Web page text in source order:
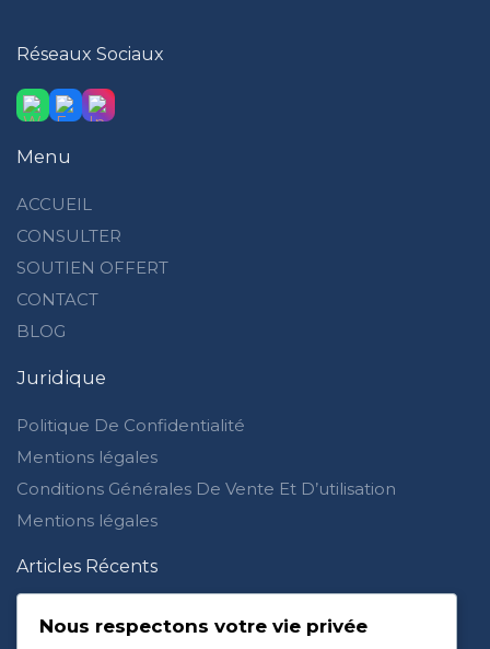
Réseaux Sociaux
Menu
ACCUEIL
CONSULTER
SOUTIEN OFFERT
CONTACT
BLOG
Juridique
Politique De Confidentialité
Mentions légales
Conditions Générales De Vente Et D’utilisation
Mentions légales
Articles Récents
dans la foi
Nous respectons votre vie privée